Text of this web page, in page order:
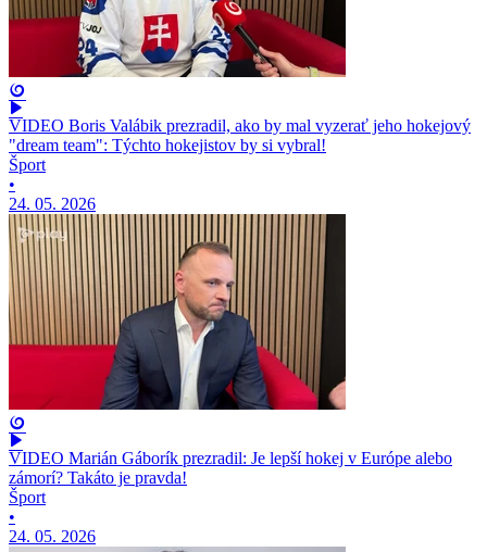
VIDEO Boris Valábik prezradil, ako by mal vyzerať jeho hokejový
"dream team": Týchto hokejistov by si vybral!
Šport
•
24. 05. 2026
VIDEO Marián Gáborík prezradil: Je lepší hokej v Európe alebo
zámorí? Takáto je pravda!
Šport
•
24. 05. 2026